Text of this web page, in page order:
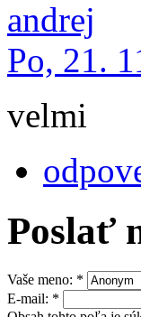
Po, 21.
velmi
Poslať
Vaše meno: *
E-mail: *